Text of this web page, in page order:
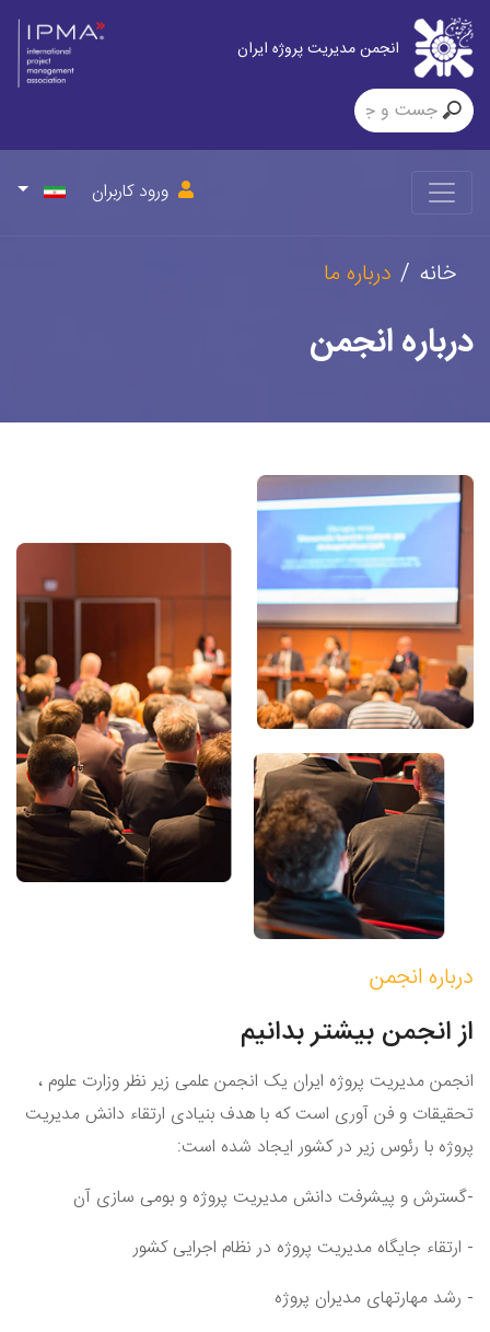
انجمن مدیریت پروژه ایران
ورود کاربران
خانه درباره ما
درباره انجمن
درباره انجمن
از انجمن بیشتر بدانیم
انجمن مدیریت پروژه ایران یک انجمن علمی زیر نظر وزارت علوم ،
تحقیقات و فن آوری است که با هدف بنیادی ارتقاء دانش مدیریت
پروژه با رئوس زیر در کشور ایجاد شده است:
-گسترش و پیشرفت دانش مدیریت پروژه و بومی سازی آن
- ارتقاء جایگاه مدیریت پروژه در نظام اجرایی کشور
- رشد مهارتهای مدیران پروژه